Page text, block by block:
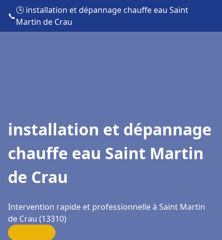
📞
🕒 installation et dépannage chauffe eau Saint
Martin de Crau
installation et dépannage
chauffe eau Saint Martin
de Crau
Intervention rapide et professionnelle à Saint Martin
de Crau (13310)